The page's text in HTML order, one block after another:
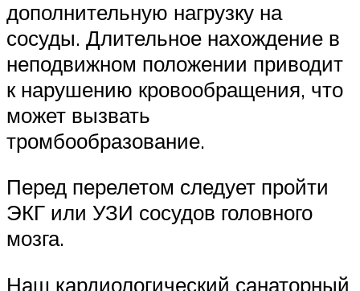
дополнительную нагрузку на
сосуды. Длительное нахождение в
неподвижном положении приводит
к нарушению кровообращения, что
может вызвать
тромбообразование.
Перед перелетом следует пройти
ЭКГ или УЗИ сосудов головного
мозга.
Наш кардиологический санаторный